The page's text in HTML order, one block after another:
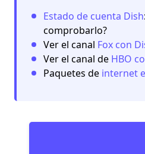
Estado de cuenta Dish
comprobarlo?
Ver el canal Fox con
Ver el canal de HBO
Paquetes de internet